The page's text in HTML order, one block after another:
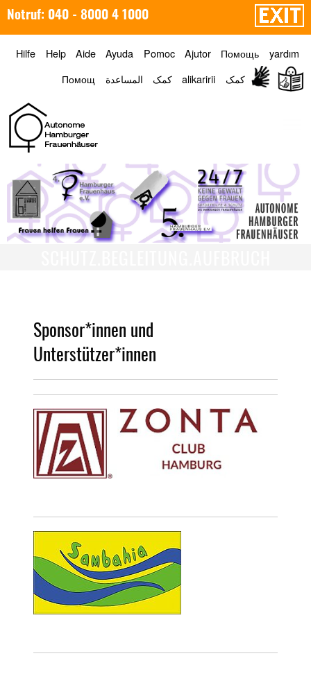
Notruf: 040 - 8000 4 1000
Hilfe Help Aide Ayuda Pomoc Ajutor Помощь
yardım
Помощ
المساعدة کمک alikaririi کمک
Sponsor*innen und
Unterstützer*innen